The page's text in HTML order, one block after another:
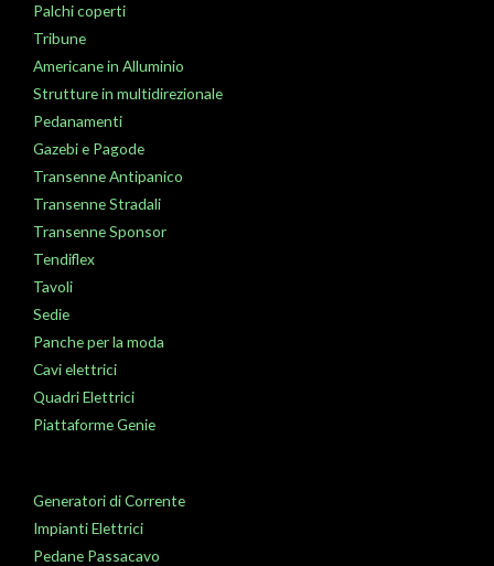
Palchi coperti
Tribune
Americane in Alluminio
Strutture in multidirezionale
Pedanamenti
Gazebi e Pagode
Transenne Antipanico
Transenne Stradali
Transenne Sponsor
Tendiflex
Tavoli
Sedie
Panche per la moda
Cavi elettrici
Quadri Elettrici
Piattaforme Genie
Generatori di Corrente
Impianti Elettrici
Pedane Passacavo